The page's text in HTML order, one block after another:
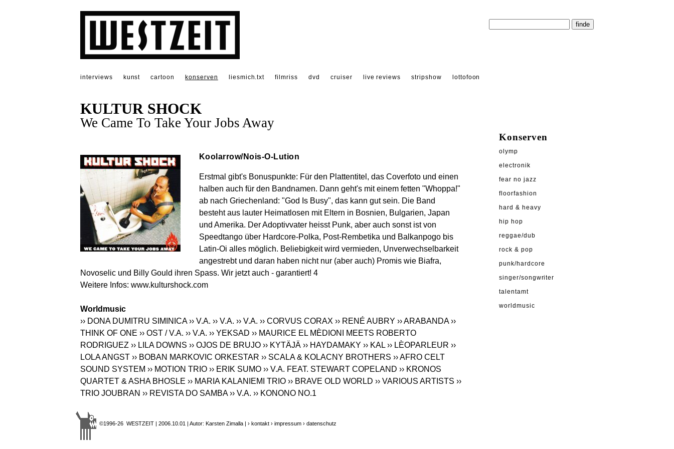
interviews kunst cartoon konserven liesmich.txt filmriss dvd cruiser live reviews stripshow lottofoon
KULTUR SHOCK
We Came To Take Your Jobs Away
Koolarrow/Nois-O-Lution
Erstmal gibt's Bonuspunkte: Für den Plattentitel, das Coverfoto und einen
halben auch für den Bandnamen. Dann geht's mit einem fetten "Whoppa!"
ab nach Griechenland: "God Is Busy", das kann gut sein. Die Band
besteht aus lauter Heimatlosen mit Eltern in Bosnien, Bulgarien, Japan
und Amerika. Der Adoptivvater heisst Punk, aber auch sonst ist von
Speedtango über Hardcore-Polka, Post-Rembetika und Balkanpogo bis
Latin-Oi alles möglich. Beliebigkeit wird vermieden, Unverwechselbarkeit
angestrebt und daran haben nicht nur (aber auch) Promis wie Biafra,
Novoselic und Billy Gould ihren Spass. Wir jetzt auch - garantiert! 4
Weitere Infos: www.kulturshock.com
Worldmusic
›› DONA DUMITRU SIMINICA ›› V.A. ›› V.A. ›› V.A. ›› CORVUS CORAX ›› RENÉ AUBRY ›› ARABANDA ››
THINK OF ONE ›› OST / V.A. ›› V.A. ›› YEKSAD ›› MAURICE EL MÈDIONI MEETS ROBERTO
RODRIGUEZ ›› LILA DOWNS ›› OJOS DE BRUJO ›› KYTÄJÄ ›› HAYDAMAKY ›› KAL ›› LÈOPARLEUR ››
LOLA ANGST ›› BOBAN MARKOVIC ORKESTAR ›› SCALA & KOLACNY BROTHERS ›› AFRO CELT
SOUND SYSTEM ›› MOTION TRIO ›› ERIK SUMO ›› V.A. FEAT. STEWART COPELAND ›› KRONOS
QUARTET & ASHA BHOSLE ›› MARIA KALANIEMI TRIO ›› BRAVE OLD WORLD ›› VARIOUS ARTISTS ››
TRIO JOUBRAN ›› REVISTA DO SAMBA ›› V.A. ›› KONONO NO.1
©1996-26 WESTZEIT | 2006.10.01 | Autor: Karsten Zimalla | › kontakt › impressum › datenschutz
Konserven
olymp
electronik
fear no jazz
floorfashion
hard & heavy
hip hop
reggae/dub
rock & pop
punk/hardcore
singer/songwriter
talentamt
worldmusic